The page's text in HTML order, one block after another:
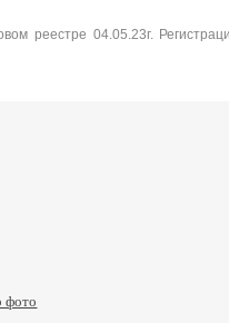
реестре 04.05.23г.
фото